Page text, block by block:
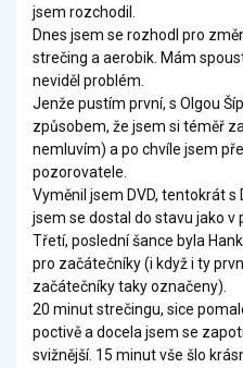
jsem rozchodil.
Dnes jsem se rozhodl pro
strečing a aerobik. Mám
neviděl problém.
Jenže pustím první, s Olgou
způsobem, že jsem si téměř
nemluvím) a po chvíle jsem
pozorovatele.
Vyměnil jsem DVD, tentokrát
jsem se dostal do stavu jako v
Třetí, poslední šance byla
pro začátečníky (i když i ty
začátečníky taky označeny).
20 minut strečingu, sice
poctivě a docela jsem se
svižnější. 15 minut vše šlo